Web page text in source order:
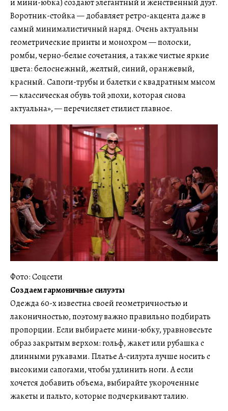
и мини-юбка) создают элегантный и женственный дуэт.
Воротник-стойка — добавляет ретро-акцента даже в
самый минималистичный наряд. Очень актуальны
геометрические принты и монохром — полоски,
ромбы, черно-белые сочетания, а также чистые яркие
цвета: белоснежный, желтый, синий, оранжевый,
красный. Сапоги-трубы и балетки с квадратным мысом
— классическая обувь той эпохи, которая снова
актуальна», — перечисляет стилист главное.
Фото: Соцсети
Создаем гармоничные силуэты
Одежда 60-х известна своей геометричностью и
лаконичностью, поэтому важно правильно подбирать
пропорции. Если выбираете мини-юбку, уравновесьте
образ закрытым верхом: гольф, жакет или рубашка с
длинными рукавами. Платье А-силуэта лучше носить с
высокими сапогами, чтобы удлинить ноги. А если
хочется добавить объема, выбирайте укороченные
жакеты и пальто, которые подчеркивают талию.